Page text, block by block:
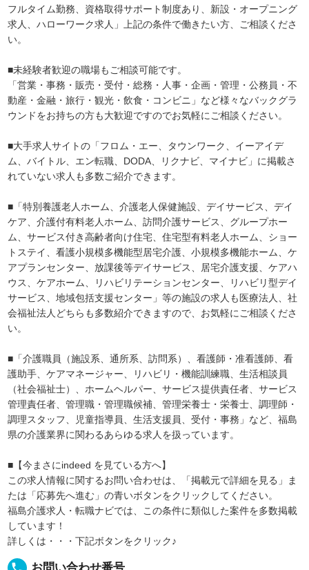
フルタイム勤務、資格取得サポート制度あり、新設・オープニング
求人、ハローワーク求人」上記の条件で働きたい方、ご相談くださ
い。
■未経験者歓迎の職場もご相談可能です。
「営業・事務・販売・受付・総務・人事・企画・管理・公務員・不
動産・金融・旅行・観光・飲食・コンビニ」など様々なバックグラ
ウンドをお持ちの方も大歓迎ですのでお気軽にご相談ください。
■大手求人サイトの「フロム・エー、タウンワーク、イーアイデ
ム、バイトル、エン転職、DODA、リクナビ、マイナビ」に掲載さ
れていない求人も多数ご紹介できます。
■「特別養護老人ホーム、介護老人保健施設、デイサービス、デイ
ケア、介護付有料老人ホーム、訪問介護サービス、グループホー
ム、サービス付き高齢者向け住宅、住宅型有料老人ホーム、ショー
トステイ、看護小規模多機能型居宅介護、小規模多機能ホーム、ケ
アプランセンター、放課後等デイサービス、居宅介護支援、ケアハ
ウス、ケアホーム、リハビリテーションセンター、リハビリ型デイ
サービス、地域包括支援センター」等の施設の求人も医療法人、社
会福祉法人どちらも多数紹介できますので、お気軽にご相談くださ
い。
■「介護職員（施設系、通所系、訪問系）、看護師・准看護師、看
護助手、ケアマネージャー、リハビリ・機能訓練職、生活相談員
（社会福祉士）、ホームヘルパー、サービス提供責任者、サービス
管理責任者、管理職・管理職候補、管理栄養士・栄養士、調理師・
調理スタッフ、児童指導員、生活支援員、受付・事務」など、福島
県の介護業界に関わるあらゆる求人を扱っています。
■【今まさにindeed を見ている方へ】
この求人情報に関するお問い合わせは、「掲載元で詳細を見る」ま
たは「応募先へ進む」の青いボタンをクリックしてください。
福島介護求人・転職ナビでは、この条件に類似した案件を多数掲載
しています！
詳しくは・・・下記ボタンをクリック♪